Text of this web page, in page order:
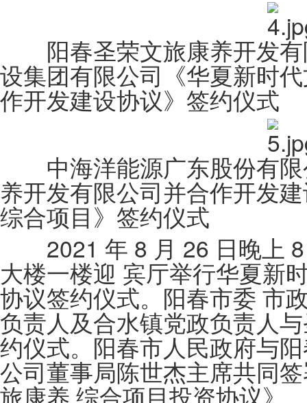
阳春圣荣文旅康养开发有
设集团有限公司《华夏新时
作开发建设协议》签约仪式
中海洋能源广东股份有限
养开发有限公司并合作开发
综合项目》签约仪式
2021 年 8 月 26 日晚上 8
大楼一楼迎 宾厅举行华夏新
协议签约仪式。阳春市委 市
负责人及合水镇党政负责人
约仪式。阳春市人民政府与
公司董事局陈世杰主席共同
旅康养 综合项目投资协议》